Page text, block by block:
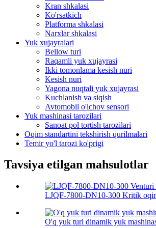
Kran shkalasi
Ko'rsatkich
Platforma shkalasi
Narxlar shkalasi
Yuk xujayralari
Bellow turi
Raqamli yuk xujayrasi
Ikki tomonlama kesish nuri
Kesish nuri
Yagona nuqtali yuk xujayrasi
Kuchlanish va siqish
Avtomobil o'lchov sensori
Yuk mashinasi tarozilari
Sanoat pol tortish tarozilari
Oqim standartini tekshirish qurilmalari
Temir yo'l tarozi ko'prigi
Tavsiya etilgan mahsulotlar
LJQF-7800-DN10-300 Kritik
O'q yuk turi dinamik yuk